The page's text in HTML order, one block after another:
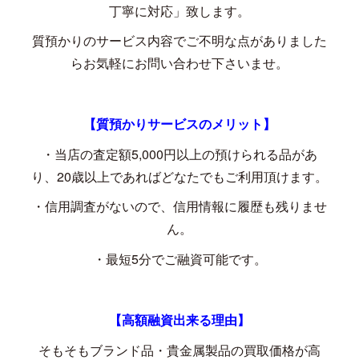
丁寧に対応」致します。
質預かりのサービス内容でご不明な点がありました
らお気軽にお問い合わせ下さいませ。
【質預かりサービスのメリット】
・当店の査定額5,000円以上の預けられる品があ
り、 20歳以上であればどなたでもご利用頂けます。
・信用調査がないので、信用情報に履歴も残りませ
ん。
・最短5分でご融資可能です。
【高額融資出来る理由】
そもそもブランド品・貴金属製品の買取価格が高